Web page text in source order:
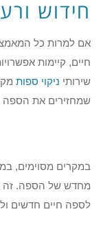
חידוש
אם למרות כל
חיים, קיימות
שירותי ניקוי ספות
שמחזירים את
במקרים מסוימים,
מחדש של הספה. זה
לספה חיים חדשים